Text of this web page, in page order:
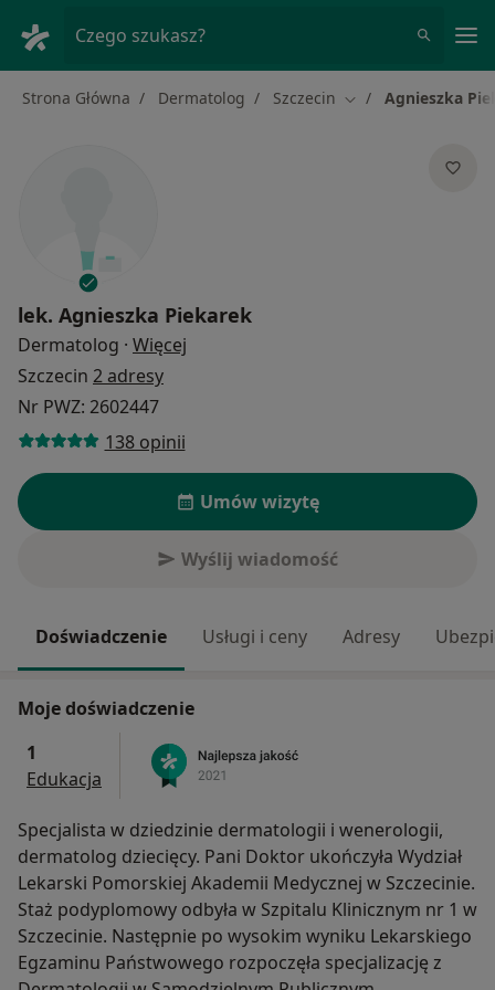
Czego szukasz?
Strona Główna Dermatolog Szczecin Zmień miasto
Agnieszka
lek. Agnieszka Piekarek
Dermatolog · Więcej
Szczecin 2 adresy
Nr PWZ: 2602447
138 opinii
Umów wizytę
Wyślij wiadomość
Doświadczenie Usługi i ceny Adresy
Moje doświadczenie
1
Edukacja
Specjalista w dziedzinie dermatologii i wenerologii,
dermatolog dziecięcy. Pani Doktor ukończyła Wydział
Lekarski Pomorskiej Akademii Medycznej w Szczecinie.
Staż podyplomowy odbyła w Szpitalu Klinicznym nr 1 w
Szczecinie. Następnie po wysokim wyniku Lekarskiego
Egzaminu Państwowego rozpoczęła specjalizację z